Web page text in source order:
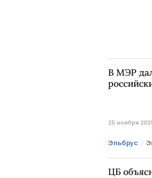
В МЭР
25 ноября
Эльбрус
Приморье
ЦБ